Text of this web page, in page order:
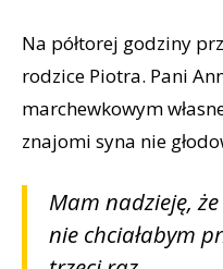
Na półtorej godziny
rodzice Piotra. Pani
marchewkowym
znajomi syna nie
Mam nadzieję,
nie chciałabym